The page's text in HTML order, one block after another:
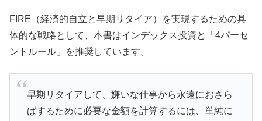
FIRE（経済的自立と早期リタイア）を実現するための具
体的な戦略として、本書はインデックス投資と「4パーセ
ントルール」を推奨しています。
早期リタイアして、嫌いな仕事から永遠におさら
ばするために必要な金額を計算するには、単純に